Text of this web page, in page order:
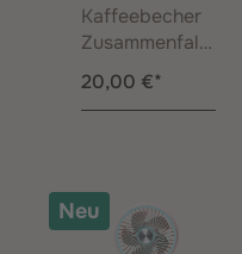
Kaffeebecher
Zusammenfalt
bar Indigo
0,35 l
20,00 €*
Neu